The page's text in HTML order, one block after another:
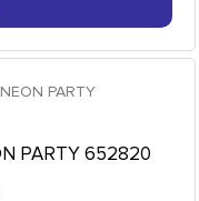
PARTY 652820